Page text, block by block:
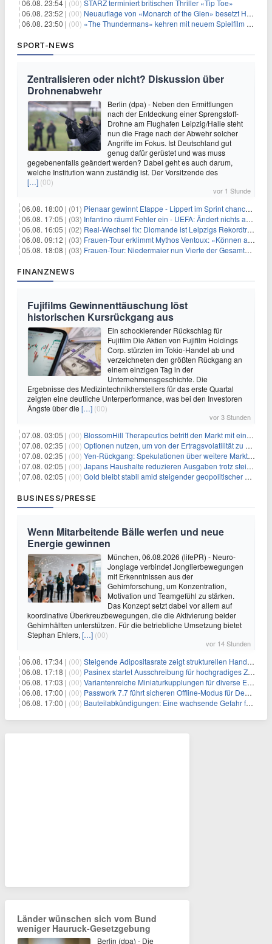
06.08. 23:54 | (00) STARZ terminiert britischen Thriller «Tip Toe»
06.08. 23:52 | (00) Neuauflage von «Monarch of the Glen» besetzt Hauptrollen
06.08. 23:50 | (00) «The Thundermans» kehren mit neuem Spielfilm zurück
SPORT-NEWS
Zentralisieren oder nicht? Diskussion über
Drohnenabwehr
Berlin (dpa) - Neben den Ermittlungen
nach der Entdeckung einer Sprengstoff-
Drohne am Flughafen Leipzig/Halle steht
nun die Frage nach der Abwehr solcher
Angriffe im Fokus. Ist Deutschland gut
genug dafür gerüstet und was muss
gegebenenfalls geändert werden? Dabei geht es auch darum,
welche Institution wann zuständig ist. Der Vorsitzende des
[…] (00)
vor 1 Stunde
06.08. 18:00 | (01) Pienaar gewinnt Etappe - Lippert im Sprint chancenlos
06.08. 17:05 | (03) Infantino räumt Fehler ein - UEFA: Ändert nichts an Boykott
06.08. 16:05 | (02) Real-Wechsel fix: Diomande ist Leipzigs Rekordtransfer
06.08. 09:12 | (03) Frauen-Tour erklimmt Mythos Ventoux: «Können alles schaffen»
05.08. 18:08 | (03) Frauen-Tour: Niedermaier nun Vierte der Gesamtwertung
FINANZNEWS
Fujifilms Gewinnenttäuschung löst
historischen Kursrückgang aus
Ein schockierender Rückschlag für
Fujifilm Die Aktien von Fujifilm Holdings
Corp. stürzten im Tokio-Handel ab und
verzeichneten den größten Rückgang an
einem einzigen Tag in der
Unternehmensgeschichte. Die
Ergebnisse des Medizintechnikherstellers für das erste Quartal
zeigten eine deutliche Unterperformance, was bei den Investoren
Ängste über die […] (00)
vor 3 Stunden
07.08. 03:05 | (00) BlossomHill Therapeutics betritt den Markt mit einem IPO-Boost von 150 Millionen Dollar
07.08. 02:35 | (00) Optionen nutzen, um von der Ertragsvolatilität zu profitieren
07.08. 02:35 | (00) Yen-Rückgang: Spekulationen über weitere Marktinterventionen nehmen zu
07.08. 02:05 | (00) Japans Haushalte reduzieren Ausgaben trotz steigender Löhne: Ein Warnsignal für das Wachstum
07.08. 02:05 | (00) Gold bleibt stabil amid steigender geopolitischer Spannungen im Persischen Golf
BUSINESS/PRESSE
Wenn Mitarbeitende Bälle werfen und neue
Energie gewinnen
München, 06.08.2026 (lifePR) - Neuro-
Jonglage verbindet Jonglierbewegungen
mit Erkenntnissen aus der
Gehirnforschung, um Konzentration,
Motivation und Teamgefühl zu stärken.
Das Konzept setzt dabei vor allem auf
koordinative Überkreuzbewegungen, die die Aktivierung beider
Gehirnhälften unterstützen. Für die betriebliche Umsetzung bietet
Stephan Ehlers, […] (00)
vor 14 Stunden
06.08. 17:34 | (00) Steigende Adipositasrate zeigt strukturellen Handlungsbedarf bei der Ernährung schulpflichtiger Kinder
06.08. 17:18 | (00) Pasinex startet Ausschreibung für hochgradiges Zinksulfidkonzentrat mit Germanium- und Silbergehalten und stellt ein Betriebsupdate bereit
06.08. 17:03 | (00) Variantenreiche Miniaturkupplungen für diverse Einsatzbereiche
06.08. 17:00 | (00) Passwork 7.7 führt sicheren Offline-Modus für Desktop- und Mobile-Apps ein
06.08. 17:00 | (00) Bauteilabkündigungen: Eine wachsende Gefahr für industrielle Elektroniksysteme
Länder wünschen sich vom Bund
weniger Hauruck-Gesetzgebung
Berlin (dpa) - Die